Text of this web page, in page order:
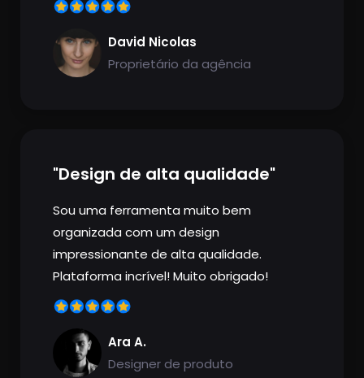
David Nicolas
Proprietário da agência
"Design de alta qualidade"
Sou uma ferramenta muito bem
organizada com um design
impressionante de alta qualidade.
Plataforma incrível! Muito obrigado!
Ara A.
Designer de produto